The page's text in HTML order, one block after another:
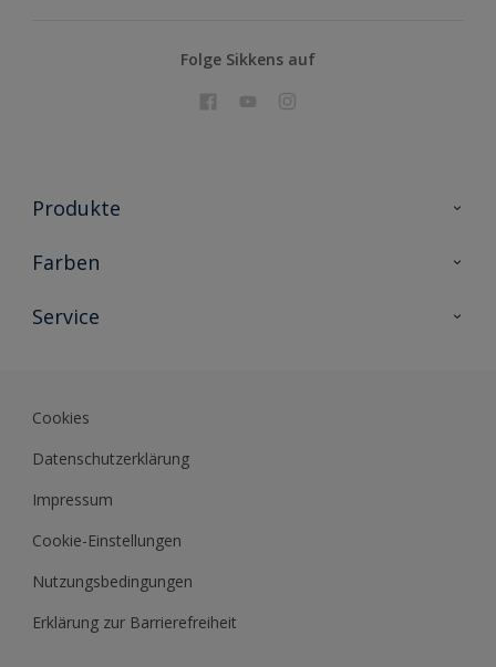
Folge Sikkens auf
Produkte
Holzschutz
Metallschutz
Farben
Farbkollektionen
Farb-Tools
Service
Sikkens Akademie
Datenblätter
Cookies
Datenschutzerklärung
Impressum
Cookie-Einstellungen
Nutzungsbedingungen
Erklärung zur Barrierefreiheit